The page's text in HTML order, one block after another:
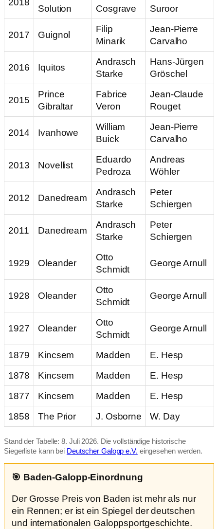
2018
Solution
Cosgrave
Suroor
2017 Guignol
Filip
Minarik
Jean-Pierre
Carvalho
2016 Iquitos
Andrasch
Starke
Hans-Jürgen
Gröschel
2015
Prince
Gibraltar
Fabrice
Veron
Jean-Claude
Rouget
2014 Ivanhowe
William
Buick
Jean-Pierre
Carvalho
2013 Novellist
Eduardo
Pedroza
Andreas
Wöhler
2012 Danedream
Andrasch
Starke
Peter
Schiergen
2011 Danedream
Andrasch
Starke
Peter
Schiergen
1929 Oleander
Otto
Schmidt
George Arnull
1928 Oleander
Otto
Schmidt
George Arnull
1927 Oleander
Otto
Schmidt
George Arnull
1879 Kincsem Madden
E. Hesp
1878
Kincsem Madden
E. Hesp
1877
Kincsem Madden
E. Hesp
1858
The Prior J. Osborne W. Day
Stand der Tabelle: 8. Juli 2026. Die vollständige historische
Siegerliste kann bei Deutscher Galopp e.V. eingesehen werden.
🎯 Baden-Galopp-Einordnung
Der Grosse Preis von Baden ist mehr als nur
ein Rennen; er ist ein Spiegel der deutschen
und internationalen Galoppsportgeschichte.